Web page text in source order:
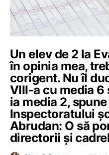
Un elev de 2 la
în opinia mea,
corigent. Nu îl
VIII-a cu media 6
ia media 2,
Inspectoratului
Abrudan: O să
directorii și